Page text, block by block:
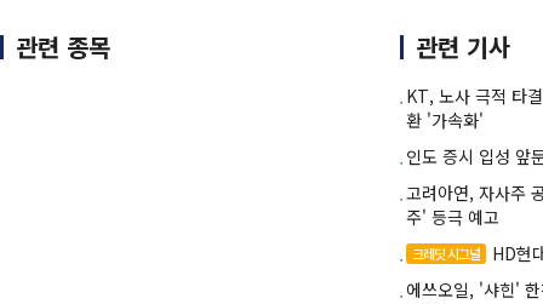
관련 종목 관련 기사
KT, 노사 극적 타
환 '가속화'
인도 증시 입성 앞
고려아연, 자사주
주' 등극 예고
크레딧 시그널
HD현
에쓰오일, '샤힌'